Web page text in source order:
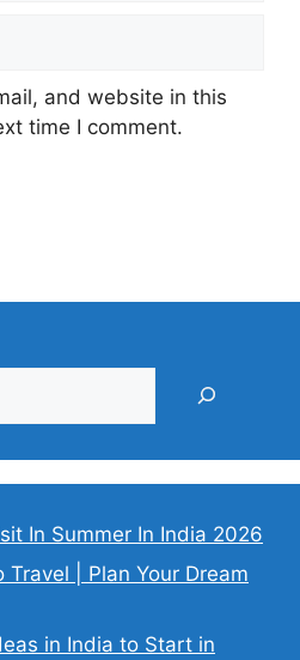
and website in this
time I comment.
In Summer In India 2026
Travel | Plan Your Dream
in India to Start in